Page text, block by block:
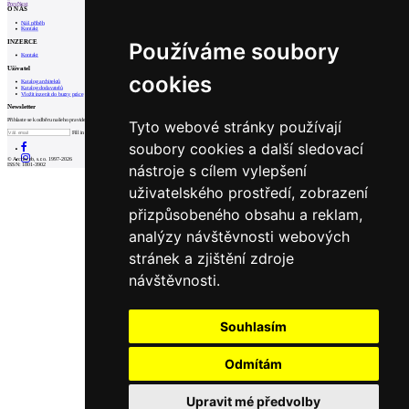
Používáme soubory
cookies
Tyto webové stránky používají
soubory cookies a další sledovací
nástroje s cílem vylepšení
uživatelského prostředí, zobrazení
přizpůsobeného obsahu a reklam,
analýzy návštěvnosti webových
stránek a zjištění zdroje
návštěvnosti.
Souhlasím
Odmítám
Upravit mé předvolby
PrevNext
O NÁS
Náš příběh
Kontakt
INZERCE
Kontakt
Uživatel
Katalog architektů
Katalog dodavatelů
Vložit inzerát do burzy práce
Newsletter
Přihlaste se k odběru našeho pravidelného týdenního newsletteru:
Fill in „nospam“
© Archiweb, s.r.o. 1997-2026
ISSN: 1801-3902